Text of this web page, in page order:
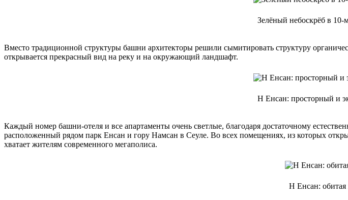
Зелёный небоскрёб в
Вместо традиционной структуры башни архитекторы решили сымитировать структуру
открывается прекрасный вид на реку и на окружающий ландшафт.
Н Енсан: просторный и
Каждый номер башни-отеля и все апартаменты очень светлые, благодаря достаточному
расположенный рядом парк Енсан и гору Намсан в Сеуле. Во всех помещениях, из которых
хватает жителям современного мегаполиса.
Н Енсан: обитая